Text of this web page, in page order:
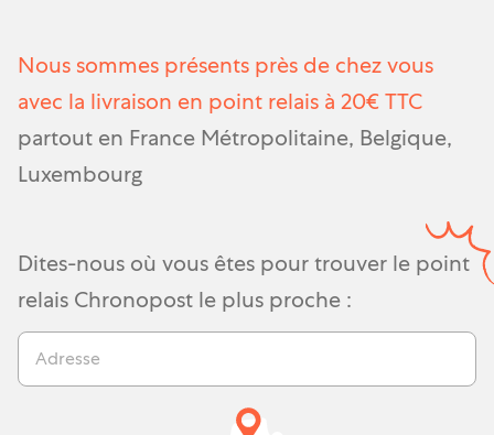
Nous sommes présents près de chez vous
avec la livraison en point relais à 20€ TTC
partout en France Métropolitaine, Belgique,
Luxembourg
Dites-nous où vous êtes pour trouver le point
relais Chronopost le plus proche :
Adresse